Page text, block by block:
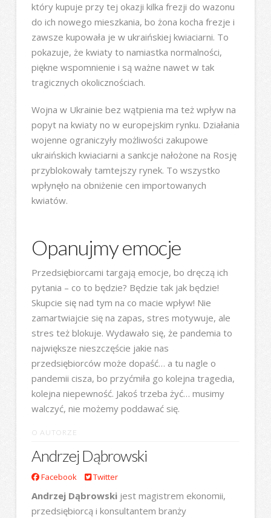
który kupuje przy tej okazji kilka frezji do wazonu
do ich nowego mieszkania, bo żona kocha frezje i
zawsze kupowała je w ukraińskiej kwiaciarni. To
pokazuje, że kwiaty to namiastka normalności,
piękne wspomnienie i są ważne nawet w tak
tragicznych okolicznościach.
Wojna w Ukrainie bez wątpienia ma też wpływ na
popyt na kwiaty no w europejskim rynku. Działania
wojenne ograniczyły możliwości zakupowe
ukraińskich kwiaciarni a sankcje nałożone na Rosję
przyblokowały tamtejszy rynek. To wszystko
wpłynęło na obniżenie cen importowanych
kwiatów.
Opanujmy emocje
Przedsiębiorcami targają emocje, bo dręczą ich
pytania – co to będzie? Będzie tak jak będzie!
Skupcie się nad tym na co macie wpływ! Nie
zamartwiajcie się na zapas, stres motywuje, ale
stres też blokuje. Wydawało się, że pandemia to
największe nieszczęście jakie nas
przedsiębiorców może dopaść… a tu nagle o
pandemii cisza, bo przyćmiła go kolejna tragedia,
kolejna niepewność. Jakoś trzeba żyć… musimy
walczyć, nie możemy poddawać się.
O AUTORZE
Andrzej Dąbrowski
Facebook Twitter
Andrzej Dąbrowskijest magistrem ekonomii,
przedsiębiorcą i konsultantem branży